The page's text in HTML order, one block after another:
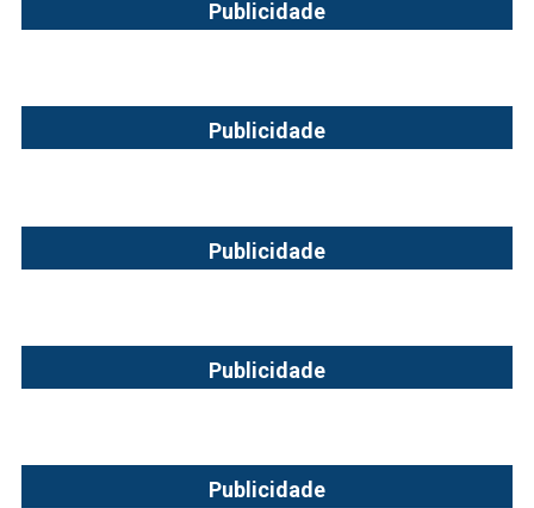
Publicidade
Publicidade
Publicidade
Publicidade
Publicidade